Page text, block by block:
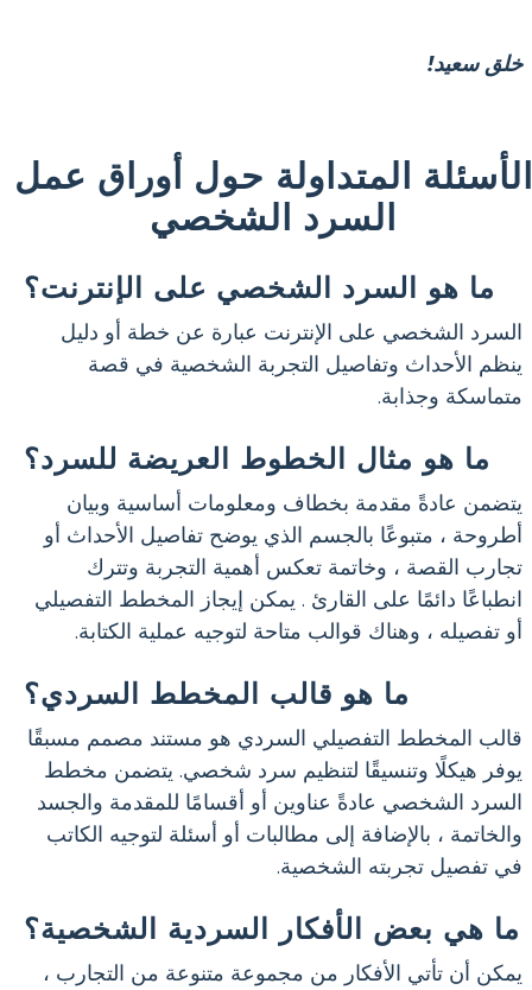
خلق سعيد!
الأسئلة المتداولة حول أوراق عمل
السرد الشخصي
ما هو السرد الشخصي على الإنترنت؟
السرد الشخصي على الإنترنت عبارة عن خطة أو دليل
ينظم الأحداث وتفاصيل التجربة الشخصية في قصة
متماسكة وجذابة.
ما هو مثال الخطوط العريضة للسرد؟
يتضمن عادةً مقدمة بخطاف ومعلومات أساسية وبيان
أطروحة ، متبوعًا بالجسم الذي يوضح تفاصيل الأحداث أو
تجارب القصة ، وخاتمة تعكس أهمية التجربة وتترك
انطباعًا دائمًا على القارئ . يمكن إيجاز المخطط التفصيلي
أو تفصيله ، وهناك قوالب متاحة لتوجيه عملية الكتابة.
ما هو قالب المخطط السردي؟
قالب المخطط التفصيلي السردي هو مستند مصمم مسبقًا
يوفر هيكلًا وتنسيقًا لتنظيم سرد شخصي. يتضمن مخطط
السرد الشخصي عادةً عناوين أو أقسامًا للمقدمة والجسد
والخاتمة ، بالإضافة إلى مطالبات أو أسئلة لتوجيه الكاتب
في تفصيل تجربته الشخصية.
ما هي بعض الأفكار السردية الشخصية؟
يمكن أن تأتي الأفكار من مجموعة متنوعة من التجارب ،